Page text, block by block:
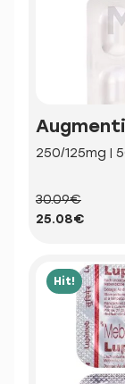
250/125mg |
30.09€
25.08€
Hit!